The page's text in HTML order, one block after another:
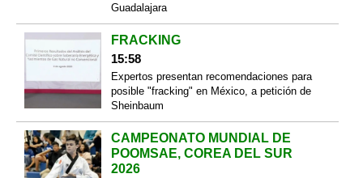
Guadalajara
FRACKING
15:58
Expertos presentan recomendaciones para
posible "fracking" en México, a petición de
Sheinbaum
CAMPEONATO MUNDIAL DE
POOMSAE, COREA DEL SUR
2026